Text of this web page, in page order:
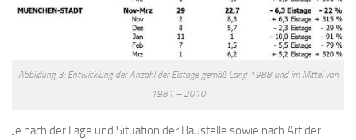
Abbildung 3: Entwicklung der Anzahl der Eistage gemäß Lang 1988 und im Mittel von
1981 – 2010
Je nach der Lage und Situation der Baustelle sowie nach Art der